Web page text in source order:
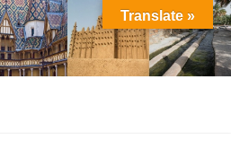
Translate »